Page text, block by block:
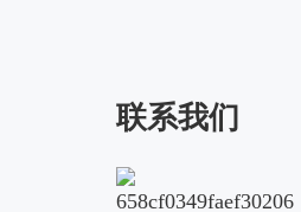
联系我们